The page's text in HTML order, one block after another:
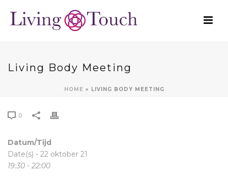
Living Body Meeting
HOME » LIVING BODY MEETING
0
Datum/Tijd
Date(s) - 22 oktober 21
19:30 - 22:00